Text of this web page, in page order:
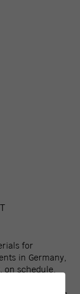
for
in Germany,
on schedule.